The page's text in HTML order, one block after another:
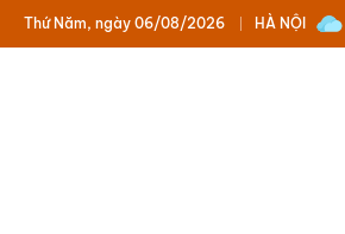
HÀ NỘI
Thứ Năm, ngày 06/08/2026